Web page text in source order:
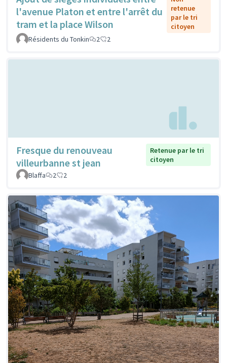
l'avenue Platon et entre l'arrêt du
tram et la place Wilson
retenue
par le tri
citoyen
Résidents du Tonkin
2 2
Fresque du renouveau
villeurbanne st jean
Retenue par le tri
citoyen
Blaffa
2 2